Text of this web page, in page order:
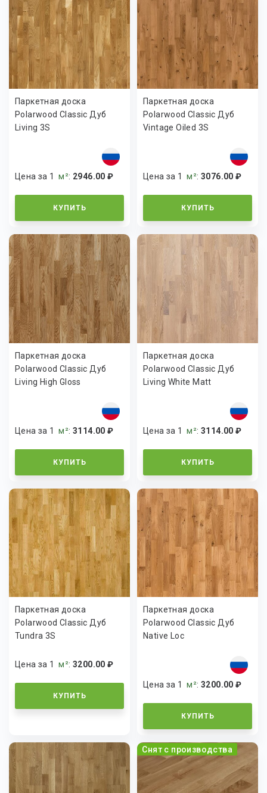
Паркетная доска
Polarwood Classic Дуб
Living 3S
Цена за 1м²: 2946.00 ₽
КУПИТЬ
Паркетная доска
Polarwood Classic Дуб
Vintage Oiled 3S
Цена за 1м²:3076.00 ₽
КУПИТЬ
Паркетная доска
Polarwood Classic Дуб
Living High Gloss
Цена за 1м²:3114.00 ₽
КУПИТЬ
Паркетная доска
Polarwood Classic Дуб
Living White Matt
Цена за 1м²:3114.00 ₽
КУПИТЬ
Паркетная доска
Polarwood Classic Дуб
Tundra 3S
Цена за 1м²:3200.00 ₽
КУПИТЬ
Паркетная доска
Polarwood Classic Дуб
Native Loc
Цена за 1м²:3200.00 ₽
КУПИТЬ
Снят с производства